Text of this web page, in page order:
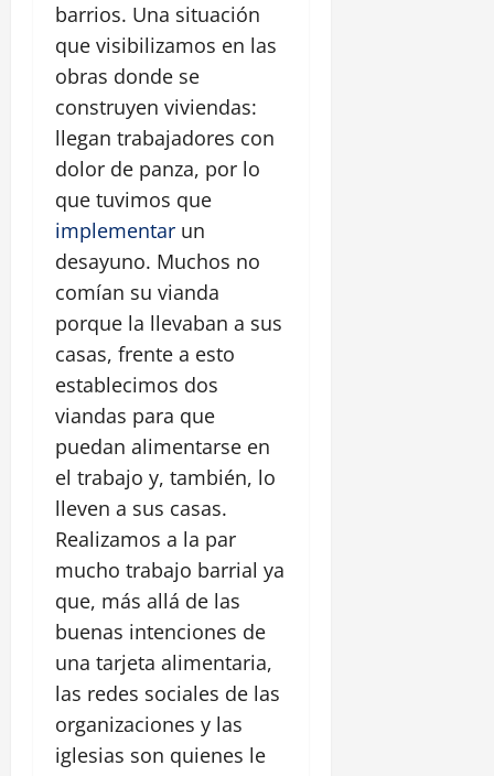
barrios. Una situación
que visibilizamos en las
obras donde se
construyen viviendas:
llegan trabajadores con
dolor de panza, por lo
que tuvimos que
implementar un
desayuno. Muchos no
comían su vianda
porque la llevaban a sus
casas, frente a esto
establecimos dos
viandas para que
puedan alimentarse en
el trabajo y, también, lo
lleven a sus casas.
Realizamos a la par
mucho trabajo barrial ya
que, más allá de las
buenas intenciones de
una tarjeta alimentaria,
las redes sociales de las
organizaciones y las
iglesias son quienes le